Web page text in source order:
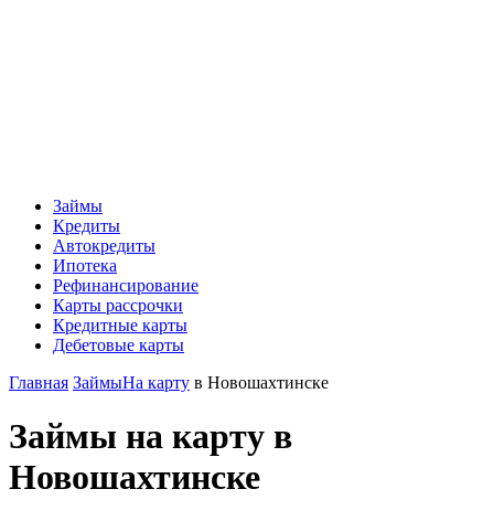
Займы
Кредиты
Автокредиты
Ипотека
Рефинансирование
Карты рассрочки
Кредитные карты
Дебетовые карты
Главная ЗаймыНа карту в Новошахтинске
Займы на карту в
Новошахтинске